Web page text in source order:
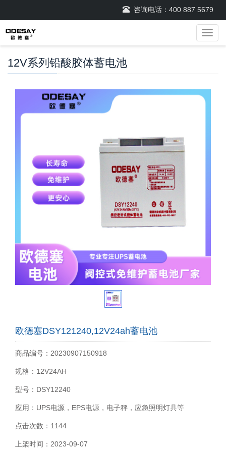
咨询电话： 400 887 5679
导
航
12V系列铅酸胶体蓄电池
欧德塞DSY121240,12V24ah蓄电池
商品编号：20230907150918
规格：12V24AH
型号：DSY12240
应用：UPS电源，EPS电源，电子秤，应急照明灯具等
点击次数：1144
上架时间：2023-09-07